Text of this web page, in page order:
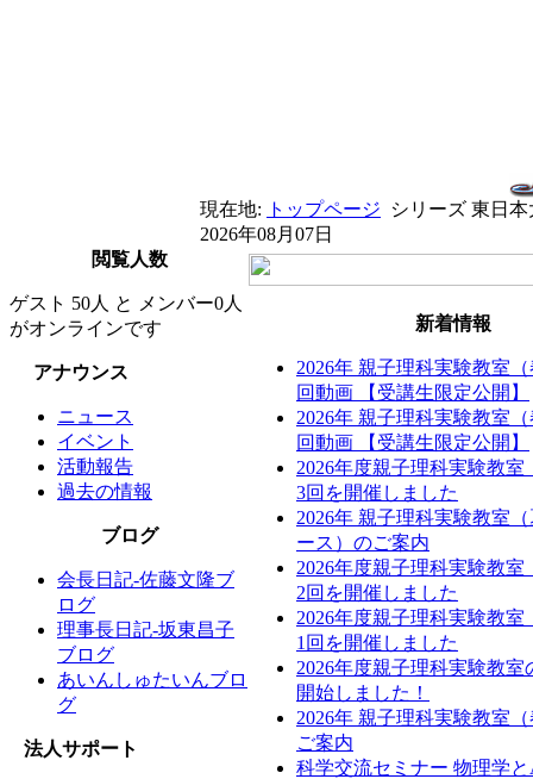
現在地: トップページ
シリーズ 東日
2026年08月07日
閲覧人数
ゲスト 50人 と メンバー0人
がオンラインです
アナウンス
ニュース
イベント
活動報告
過去の情報
ブログ
会長日記-佐藤文隆ブ
ログ
理事長日記-坂東昌子
ブログ
あいんしゅたいんブロ
グ
法人サポート
新着情報
2026年 親子理科実験教室
回動画 【受講生限定公開】
2026年 親子理科実験教室
回動画 【受講生限定公開】
2026年度親子理科実験教室
3回を開催しました
2026年 親子理科実験教室
ース）のご案内
2026年度親子理科実験教室
2回を開催しました
2026年度親子理科実験教室
1回を開催しました
2026年度親子理科実験教室
開始しました！
2026年 親子理科実験教室
ご案内
科学交流セミナー 物理学